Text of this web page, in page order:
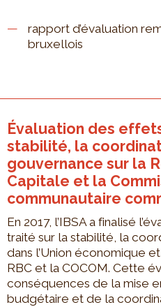
rapport d’évaluation
bruxellois
Évaluation des
stabilité, la
gouvernance sur la
Capitale et la
communautaire
En 2017, l’IBSA a finalisé
traité sur la stabilité, la
dans l’Union économique
RBC et la COCOM. Cette
conséquences de la mise
budgétaire et de la